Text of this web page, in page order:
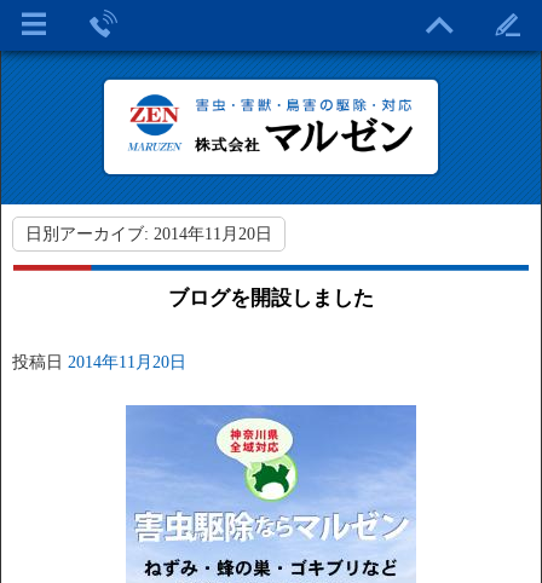
日別アーカイブ: 2014年11月20日
ブログを開設しました
投稿日 2014年11月20日